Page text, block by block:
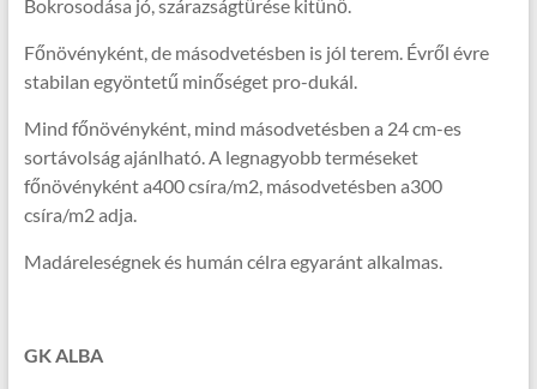
Bokrosodása jó, szárazságtűrése kitűnő.
Főnövényként, de másodvetésben is jól terem. Évről évre
stabilan egyöntetű minőséget pro-dukál.
Mind főnövényként, mind másodvetésben a 24 cm-es
sortávolság ajánlható. A legnagyobb terméseket
főnövényként a400 csíra/m2, másodvetésben a300
csíra/m2 adja.
Madáreleségnek és humán célra egyaránt alkalmas.
GK ALBA